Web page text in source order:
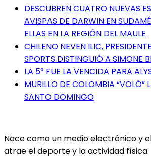
DESCUBREN CUATRO NUEVAS
AVISPAS DE DARWIN EN
ELLAS EN LA REGIÓN DEL MAULE
CHILENO NEVEN ILIC,
SPORTS DISTINGUIÓ A SIMONE
LA 5° FUE LA VENCIDA PARA
MURILLO DE COLOMBIA “VOLÓ”
SANTO DOMINGO
Nace como un medio electrónico y
atrae el deporte y la actividad física.